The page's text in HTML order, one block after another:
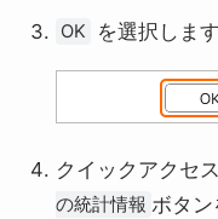
OK を選択します
クイックアクセ
の統計情報 ボタン